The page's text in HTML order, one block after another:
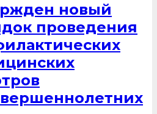
новый
проведения